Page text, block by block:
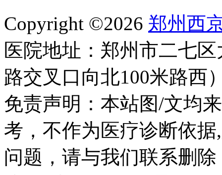
Copyright ©2026 郑州西
医院地址：郑州市二七
路交叉口向北100米路西
免责声明：本站图/文均
考，不作为医疗诊断依
问题，请与我们联系删除